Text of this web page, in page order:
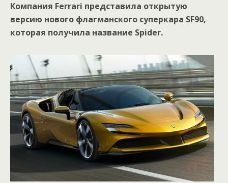
Компания Ferrari представила открытую
версию нового флагманского суперкара SF90,
которая получила название Spider.